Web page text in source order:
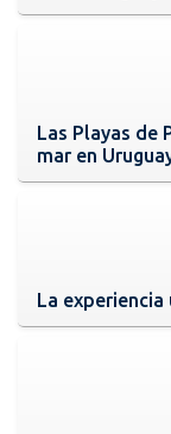
Las Playas de
mar en
La experiencia